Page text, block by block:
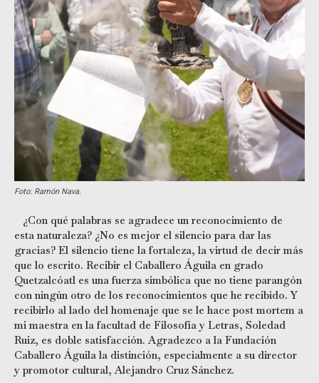
Foto: Ramón Nava.
¿Con qué palabras se agradece un reconocimiento de
esta naturaleza? ¿No es mejor el silencio para dar las
gracias? El silencio tiene la fortaleza, la virtud de decir más
que lo escrito. Recibir el Caballero Águila en grado
Quetzalcóatl es una fuerza simbólica que no tiene parangón
con ningún otro de los reconocimientos que he recibido. Y
recibirlo al lado del homenaje que se le hace post mortem a
mi maestra en la facultad de Filosofía y Letras, Soledad
Ruiz, es doble satisfacción. Agradezco a la Fundación
Caballero Águila la distinción, especialmente a su director
y promotor cultural, Alejandro Cruz Sánchez.